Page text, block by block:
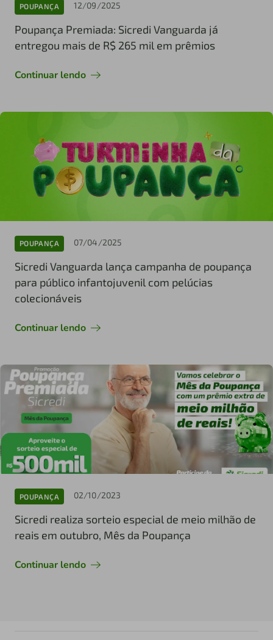
POUPANÇA 12/09/2025
Poupança Premiada: Sicredi Vanguarda já
entregou mais de R$ 265 mil em prêmios
Continuar lendo
POUPANÇA 07/04/2025
Sicredi Vanguarda lança campanha de poupança
para público infantojuvenil com pelúcias
colecionáveis
Continuar lendo
POUPANÇA 02/10/2023
Sicredi realiza sorteio especial de meio milhão de
reais em outubro, Mês da Poupança
Continuar lendo